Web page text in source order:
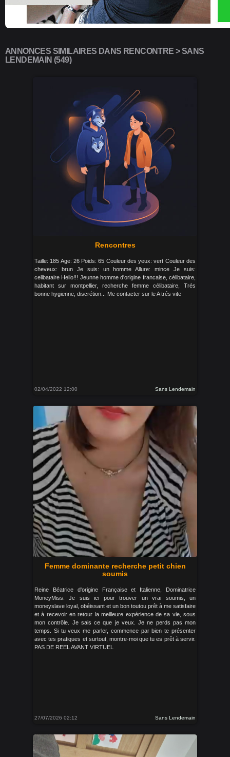
ANNONCES SIMILAIRES DANS RENCONTRE > SANS
LENDEMAIN (549)
Rencontres
Taille: 185 Age: 26 Poids: 65 Couleur des yeux: vert Couleur des
cheveux: brun Je suis: un homme Allure: mince Je suis:
celibataire Hello!!! Jeunne homme d'origine francaise, célibataire,
habitant sur montpellier, recherche femme célibataire, Trés
bonne hygienne, discrétion... Me contacter sur le A trés vite
02/04/2022 12:00 Sans Lendemain
Femme dominante recherche petit chien
soumis
Reine Béatrice d'origine Française et Italienne, Dominatrice
MoneyMiss. Je suis ici pour trouver un vrai soumis, un
moneyslave loyal, obéissant et un bon toutou prêt à me satisfaire
et à recevoir en retour la meilleure expérience de sa vie, sous
mon contrôle. Je sais ce que je veux. Je ne perds pas mon
temps. Si tu veux me parler, commence par bien te présenter
avec tes pratiques et surtout, montre-moi que tu es prêt à servir.
PAS DE REEL AVANT VIRTUEL
27/07/2026 02:12 Sans Lendemain